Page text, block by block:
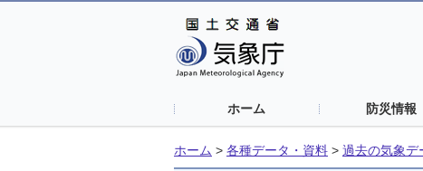
ホーム 防災情報
ホーム > 各種データ・資料 > 過去の気象デ